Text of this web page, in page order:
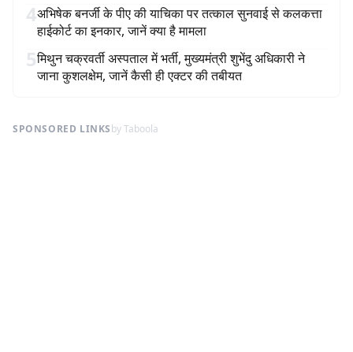
4अभिषेक बनर्जी के पीए की याचिका पर तत्काल सुनवाई से कलकत्ता
हाईकोर्ट का इनकार, जानें क्या है मामला
5मिथुन चक्रवर्ती अस्पताल में भर्ती, मुख्यमंत्री शुभेंदु अधिकारी ने
जाना कुशलक्षेम, जानें कैसी ही एक्टर की तबीयत
SPONSORED LINKSby Taboola